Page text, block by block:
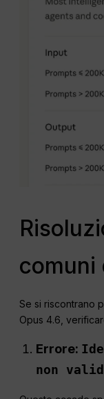
comuni
Se si riscontrano
Opus 4.6,
Errore:
non